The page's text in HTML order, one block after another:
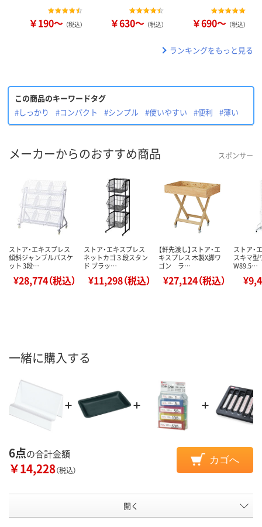
￥190～ （税込） ￥630～ （税込） ￥690～ （税込）
ランキングをもっと見る
この商品のキーワードタグ
#しっかり
#コンパクト #シンプル #使いやすい #便利 #薄い
メーカーからのおすすめ商品 スポンサー
ストア・エキスプレス
傾斜ジャンブルバスケ
ット 3段…
¥28,774（税込）
ストア・エキスプレス
ネットカゴ３段スタン
ド ブラッ…
¥11,298（税込）
【軒先渡し】ストア・エ
キスプレス 木製X脚ワ
ゴン ラ…
¥27,124（税込）
ストア・
スキマ型
W89.5…
一緒に購入する
6点の合計金額
￥14,228（税込）
カゴへ
開く